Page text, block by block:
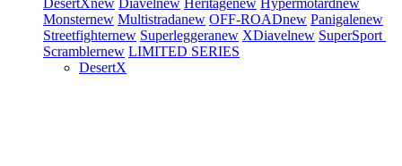
DesertXnew Diavelnew Heritagenew Hypermotardnew
Monsternew Multistradanew OFF-ROADnew Panigalenew
Streetfighternew Superleggeranew XDiavelnew SuperSport
Scramblernew LIMITED SERIES
DesertX